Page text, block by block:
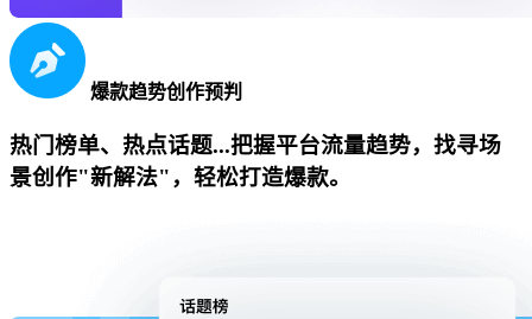
爆款趋势创作预判
热门榜单、热点话题...把握平台流量趋势，找寻场
景创作"新解法"，轻松打造爆款。